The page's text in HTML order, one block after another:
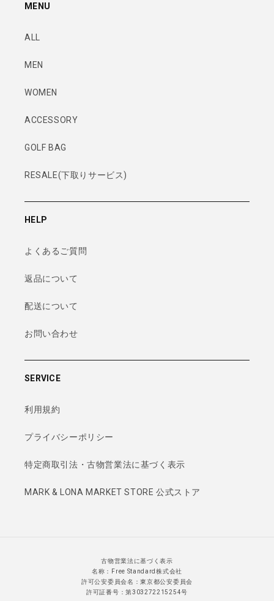
MENU
ALL
MEN
WOMEN
ACCESSORY
GOLF BAG
RESALE(下取りサービス)
HELP
よくあるご質問
返品について
配送について
お問い合わせ
SERVICE
利用規約
プライバシーポリシー
特定商取引法・古物営業法に基づく表示
MARK & LONA MARKET STORE 公式ストア
古物営業法に基づく表示
名称：Free Standard株式会社
許可公安委員会名：東京都公安委員会
許可証番号：第303272215254号